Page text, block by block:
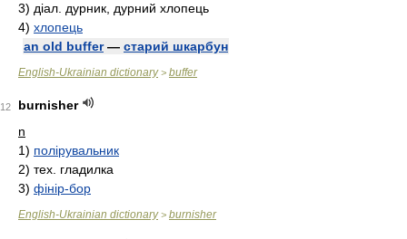
3) дiaл. дурник, дурний хлопець
4) хлопець
an old buffer— старий шкарбун
English-Ukrainian dictionary> buffer
12
burnisher
n
1) полірувальник
2) тex. гладилка
3) фінір-бор
English-Ukrainian dictionary> burnisher